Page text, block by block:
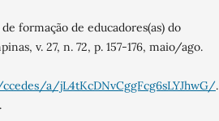
formação de educadores(as) do
v. 27, n. 72, p. 157-176, maio/ago.
a/jL4tKcDNvCggFcg6sLYJhwG/.